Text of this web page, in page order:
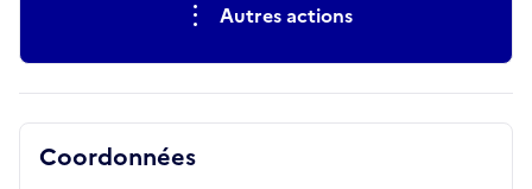
Autres actions
Coordonnées